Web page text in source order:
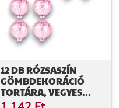
12 DB RÓZSASZÍN
GÖMBDEKORÁCIÓ
TORTÁRA, VEGYES
MÉRET